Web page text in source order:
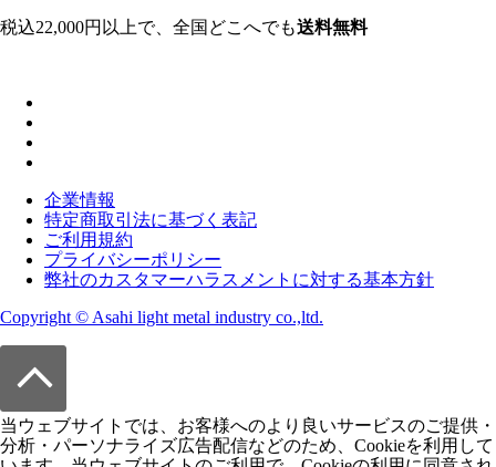
税込22,000円以上で、全国どこへでも送料無料
企業情報
特定商取引法に基づく表記
ご利用規約
プライバシーポリシー
弊社のカスタマーハラスメントに対する基本方針
Copyright © Asahi light metal industry co.,ltd.
当ウェブサイトでは、お客様へのより良いサービスのご提供・
分析・パーソナライズ広告配信などのため、Cookieを利用して